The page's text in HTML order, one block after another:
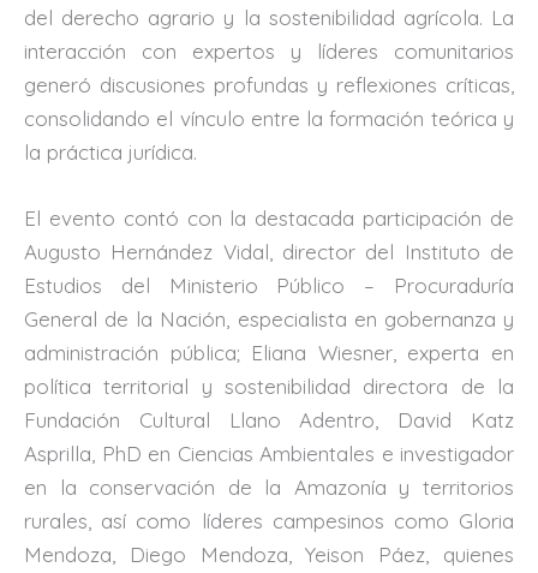
del derecho agrario y la sostenibilidad agrícola. La
interacción con expertos y líderes comunitarios
generó discusiones profundas y reflexiones críticas,
consolidando el vínculo entre la formación teórica y
la práctica jurídica.
El evento contó con la destacada participación de
Augusto Hernández Vidal, director del Instituto de
Estudios del Ministerio Público – Procuraduría
General de la Nación, especialista en gobernanza y
administración pública; Eliana Wiesner, experta en
política territorial y sostenibilidad directora de la
Fundación Cultural Llano Adentro, David Katz
Asprilla, PhD en Ciencias Ambientales e investigador
en la conservación de la Amazonía y territorios
rurales, así como líderes campesinos como Gloria
Mendoza, Diego Mendoza, Yeison Páez, quienes